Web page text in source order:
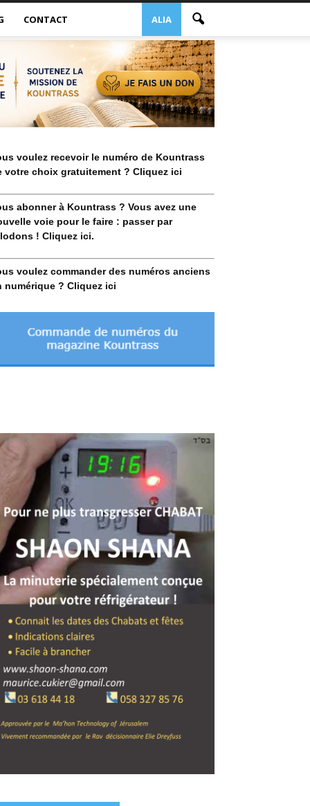
ALIA
CONTACT
voulez recevoir le numéro de Kountrass
votre choix gratuitement ? Cliquez ici
abonner à Kountrass ? Vous avez une
voie pour le faire : passer par
! Cliquez ici.
voulez commander des numéros anciens
numérique ? Cliquez ici